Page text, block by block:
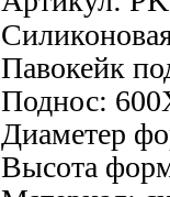
Павокейк
Поднос:
Диаметер
Высота